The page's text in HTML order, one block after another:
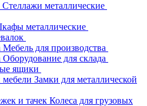
Стеллажи металлические
металлические
Мебель для производства
Оборудование для склада
ящики
Замки для металлической
Колеса для грузовых